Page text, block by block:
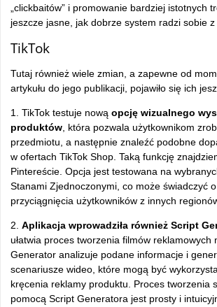
„clickbaitów” i promowanie bardziej istotnych
jeszcze jasne, jak dobrze system radzi sobie z
TikTok
Tutaj również wiele zmian, a zapewne od
artykułu do jego publikacji, pojawiło się ich
1. TikTok testuje nową opcję wizualnego
produktów , która pozwala użytkownikom
przedmiotu, a następnie znaleźć podobne
w ofertach TikTok Shop. Taką funkcję
Pintereście. Opcja jest testowana na
Stanami Zjednoczonymi, co może świadczyć
przyciągnięcia użytkowników z innych
2. Aplikacja wprowadziła również Script
ułatwia proces tworzenia filmów reklamowych
Generator analizuje podane informacje i
scenariusze wideo, które mogą być
kręcenia reklamy produktu. Proces tworzenia
pomocą Script Generatora jest prosty i